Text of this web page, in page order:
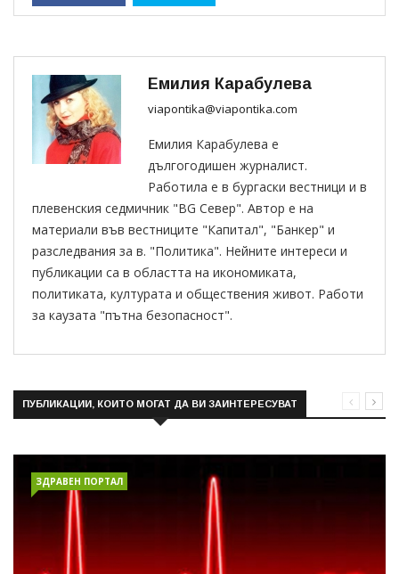
Емилия Карабулева
viapontika@viapontika.com
Емилия Карабулева е
дългогодишен журналист.
Работила е в бургаски вестници и в
плевенския седмичник "BG Север". Автор е на
материали във вестниците "Капитал", "Банкер" и
разследвания за в. "Политика". Нейните интереси и
публикации са в областта на икономиката,
политиката, културата и обществения живот. Работи
за каузата "пътна безопасност".
ПУБЛИКАЦИИ, КОИТО МОГАТ ДА ВИ ЗАИНТЕРЕСУВАТ
ЗДРАВЕН ПОРТАЛ